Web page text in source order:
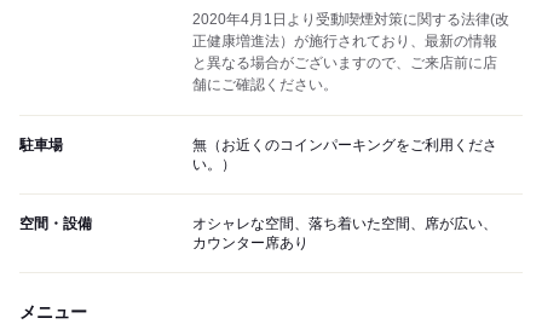
2020年4月1日より受動喫煙対策に関する法律(改
正健康増進法）が施行されており、最新の情報
と異なる場合がございますので、ご来店前に店
舗にご確認ください。
駐車場
無（お近くのコインパーキングをご利用くださ
い。）
空間・設備
オシャレな空間、落ち着いた空間、席が広い、
カウンター席あり
メニュー